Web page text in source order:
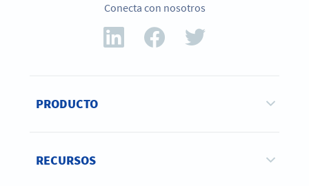
Conecta con nosotros
PRODUCTO
RECURSOS